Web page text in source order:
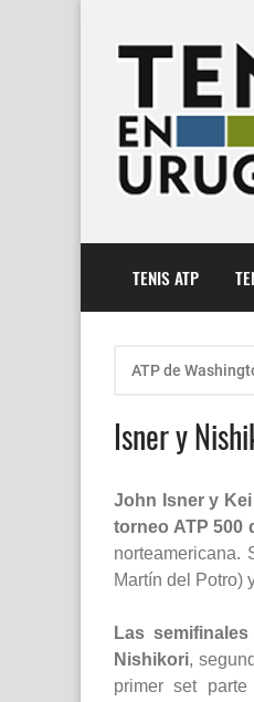
TENIS ATP
ATP de
Isner y
John Isner y
torneo ATP 500
norteamericana.
Martín del Potro)
Las
Nishikori,
primer set